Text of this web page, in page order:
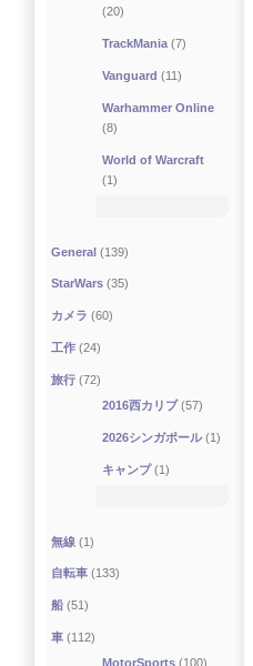
(20)
TrackMania(7)
Vanguard (11)
Warhammer Online
(8)
World of Warcraft
(1)
General (139)
StarWars (35)
カメラ (60)
工作 (24)
旅行 (72)
2016西カリブ(57)
2026シンガポール(1)
キャンプ(1)
無線 (1)
自転車 (133)
船 (51)
車 (112)
MotorSports(100)